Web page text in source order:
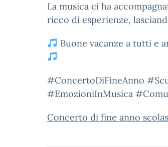
La musica ci ha
ricco di esperienze,
Buone vacanze a tutti e
#ConcertoDiFineAnno
#EmozioniInMusica
Concerto di fine anno